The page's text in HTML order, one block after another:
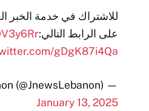
للاشتراك في خدمة الخبر
على الرابط التالي:
gDgK87i4Qa
— JNews Lebanon (@JnewsLebanon)
January 13, 2025